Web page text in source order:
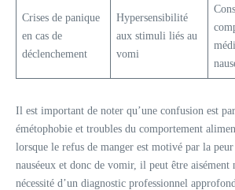
Crises de panique
en cas de
déclenchement
Hypersensibilité
aux stimuli liés au
vomi
Il est important de noter qu’une confusion est
émétophobie et troubles du comportement
lorsque le refus de manger est motivé par la peur
nauséeux et donc de vomir, il peut être aisément
nécessité d’un diagnostic professionnel